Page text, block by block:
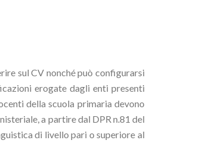
sul CV nonché può configurarsi
erogate dagli enti presenti
della scuola primaria devono
a partire dal DPR n.81 del
di livello pari o superiore al